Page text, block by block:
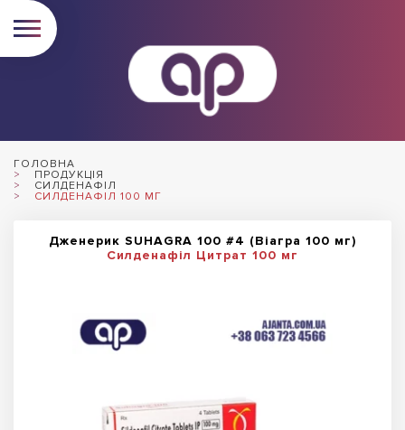
ГОЛОВНА
ПРОДУКЦІЯ
СИЛДЕНАФІЛ
СИЛДЕНАФІЛ 100 МГ
Дженерик SUHAGRA 100 #4 (Віагра 100 мг)
Силденафіл Цитрат 100 мг